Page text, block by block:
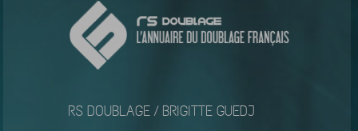
RS DOUBLAGE / BRIGITTE GUEDJ